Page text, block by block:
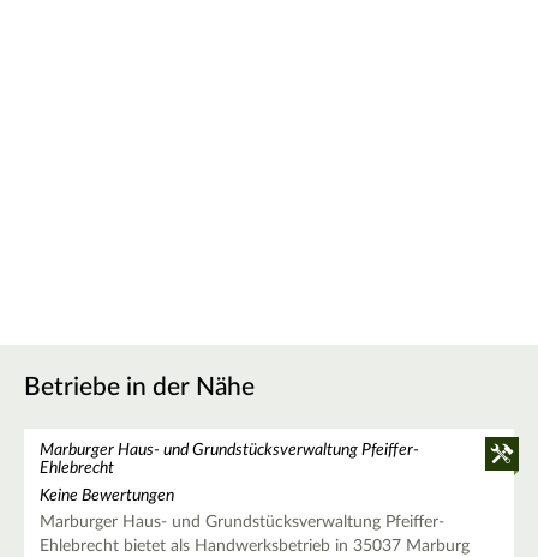
Betriebe in der Nähe
Marburger Haus- und Grundstücksverwaltung Pfeiffer-
Ehlebrecht
Keine Bewertungen
Marburger Haus- und Grundstücksverwaltung Pfeiffer-
Ehlebrecht bietet als Handwerksbetrieb in 35037 Marburg